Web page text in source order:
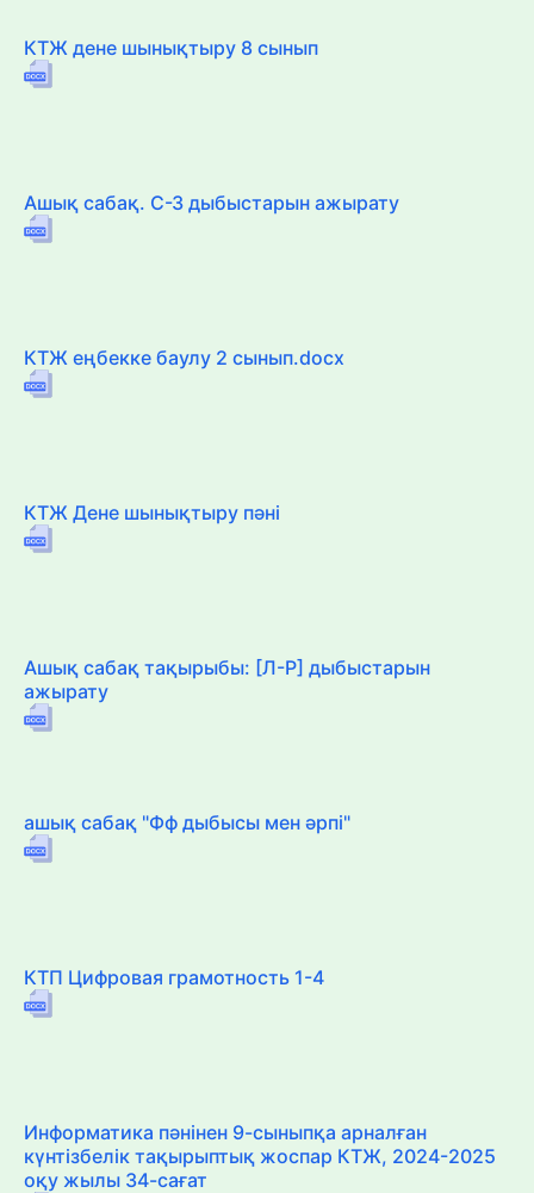
КТЖ дене шынықтыру 8 сынып
Ашық сабақ. С-З дыбыстарын ажырату
КТЖ еңбекке баулу 2 сынып.docx
КТЖ Дене шынықтыру пәні
Ашық сабақ тақырыбы: [Л-Р] дыбыстарын
ажырату
ашық сабақ "Фф дыбысы мен әрпі"
КТП Цифровая грамотность 1-4
Информатика пәнінен 9-сыныпқа арналған
күнтізбелік тақырыптық жоспар КТЖ, 2024-2025
оқу жылы 34-сағат